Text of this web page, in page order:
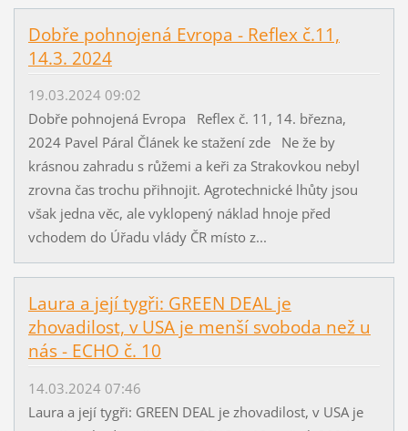
Dobře pohnojená Evropa - Reflex č.11,
14.3. 2024
19.03.2024 09:02
Dobře pohnojená Evropa Reflex č. 11, 14. března,
2024 Pavel Páral Článek ke stažení zde Ne že by
krásnou zahradu s růžemi a keři za Strakovkou nebyl
zrovna čas trochu přihnojit. Agrotechnické lhůty jsou
však jedna věc, ale vyklopený náklad hnoje před
vchodem do Úřadu vlády ČR místo z...
Laura a její tygři: GREEN DEAL je
zhovadilost, v USA je menší svoboda než u
nás - ECHO č. 10
14.03.2024 07:46
Laura a její tygři: GREEN DEAL je zhovadilost, v USA je